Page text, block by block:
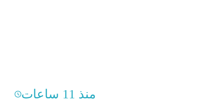
منذ 11 ساعات